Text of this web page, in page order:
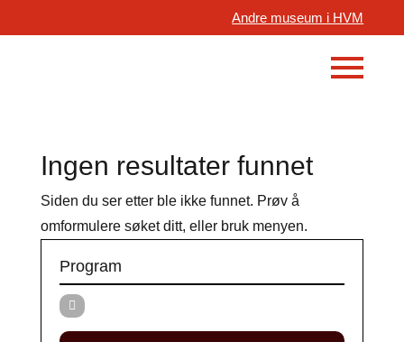
Andre museum i HVM
Ingen resultater funnet
Siden du ser etter ble ikke funnet. Prøv å
omformulere søket ditt, eller bruk menyen.
Program